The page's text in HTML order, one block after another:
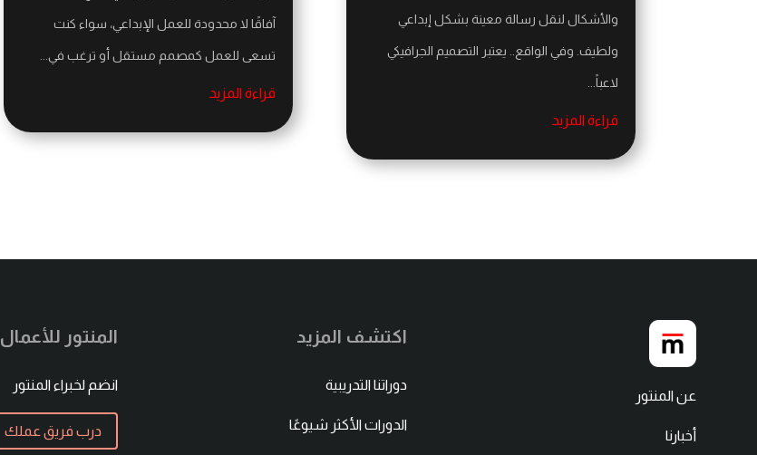
والأشكال لنقل رسالة معينة بشكل إبداعي
ولطيف. وفي الواقع.. يعتبر التصميم الجرافيكي
لاعباً...
قراءة المزيد
آفاقًا لا محدودة للعمل الإبداعي، سواء كنت
تسعى للعمل كمصمم مستقل أو ترغب في...
قراءة المزيد
المنتور للأعمال
انضم لخبراء المنتور
درب فريق عملك
اكتشف المزيد
دوراتنا التدريبية
الدورات الأكثر شيوعًا
عن المنتور
أخبارنا